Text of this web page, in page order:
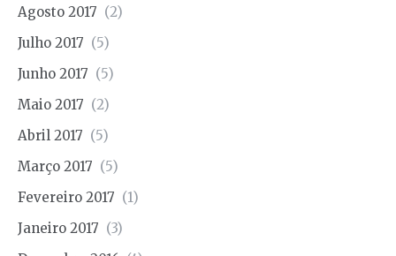
Agosto 2017 (2)
Julho 2017 (5)
Junho 2017 (5)
Maio 2017 (2)
Abril 2017 (5)
Março 2017 (5)
Fevereiro 2017 (1)
Janeiro 2017 (3)